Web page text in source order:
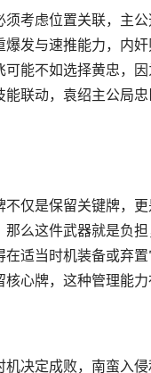
考虑位置关联，主
发与速推能力，内
能不如选择黄忠，
联动，袁绍主公局
仅是保留关键牌，
么这件武器就是负
适当时机装备或弃
心牌，这种管理能力
决定成败，南蛮入